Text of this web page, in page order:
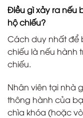
Điều gì xảy ra nếu
hộ chiếu?
Cách duy nhất để
chiếu là nếu hành
chiếu.
Nhân viên tại nhà
thông hành của
chìa khóa (hoặc